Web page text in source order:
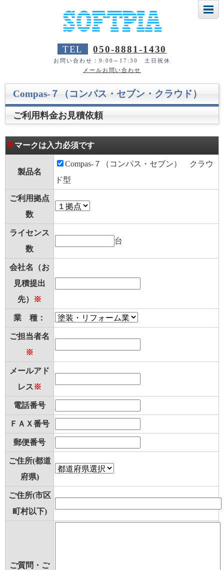
TEL 050-8881-1430
お問い合わせ：9:00～17:30 土日祝休
メールお問い合わせ
Compas-７（コンパス・セブン・クラウド）
ご利用料金お見積依頼
※マークは入力必須です
製品名
Compas-７（コンパス・セブン） クラウ
ド型
ご利用拠点
数
ライセンス
数
台
会社名（お
見積提出
先）
※
業 種：
ご担当者名
※
メールアド
レス※
電話番号
ＦＡＸ番号
郵便番号
ご住所(都道
府県)
ご住所(市区
町村以下)
ご質問・ご